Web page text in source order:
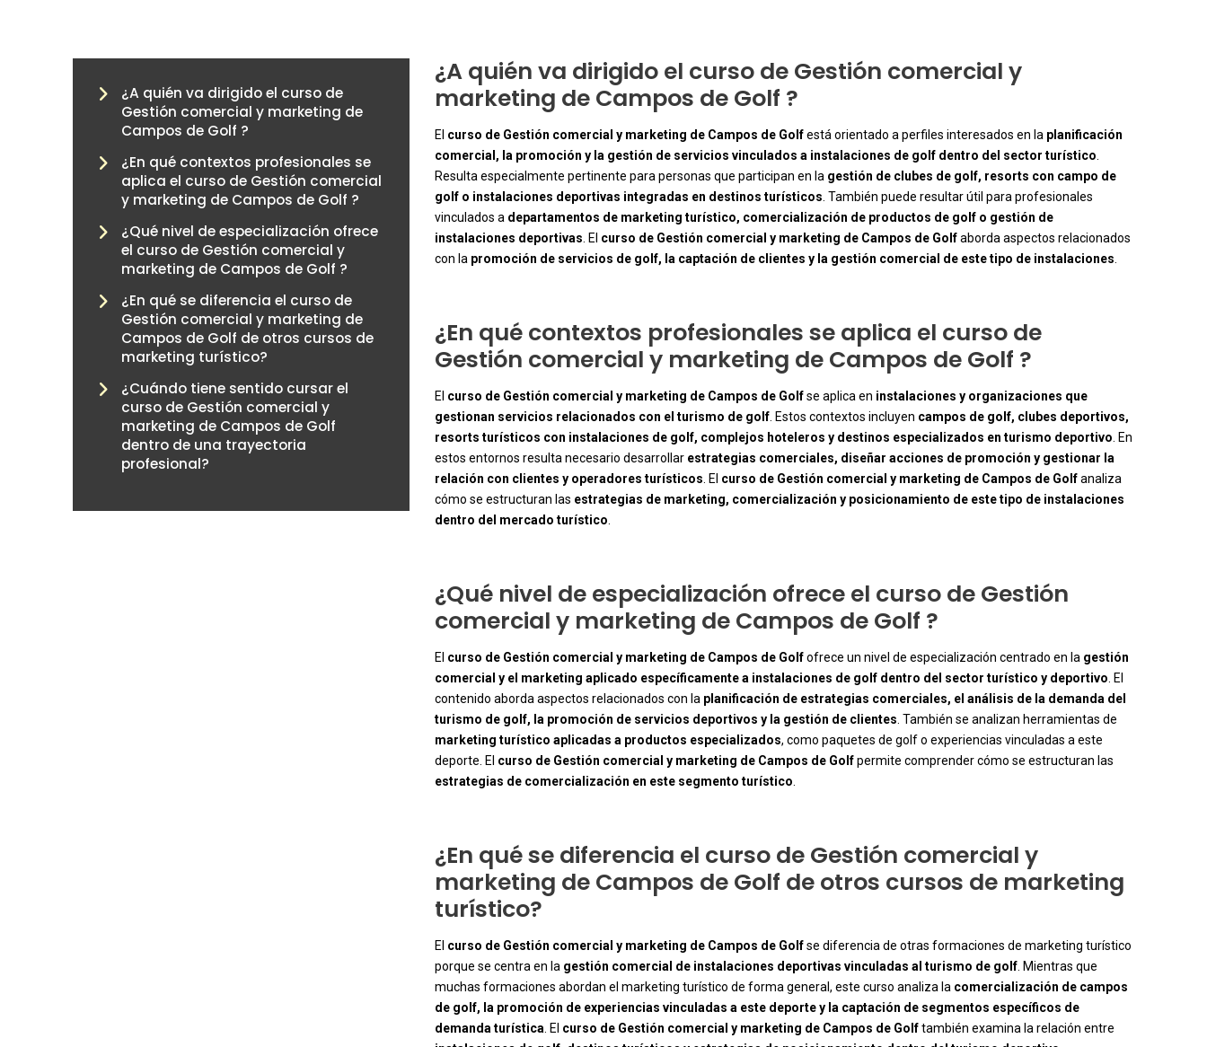
¿A quién va dirigido el curso de
Gestión comercial y marketing de
Campos de Golf ?
¿En qué contextos profesionales se
aplica el curso de Gestión comercial
y marketing de Campos de Golf ?
¿Qué nivel de especialización ofrece
el curso de Gestión comercial y
marketing de Campos de Golf ?
¿En qué se diferencia el curso de
Gestión comercial y marketing de
Campos de Golf de otros cursos de
marketing turístico?
¿Cuándo tiene sentido cursar el
curso de Gestión comercial y
marketing de Campos de Golf
dentro de una trayectoria
profesional?
¿A quién va dirigido el curso de Gestión comercial y
marketing de Campos de Golf ?
El curso de Gestión comercial y marketing de Campos de Golfestá orientado a perfiles interesados en la planificación
comercial, la promoción y la gestión de servicios vinculados a instalaciones de golf dentro del sector turístico
Resulta especialmente pertinente para personas que participan en la gestión de clubes de golf, resorts con campo de
golf o instalaciones deportivas integradas en destinos turísticos . También puede resultar útil para profesionales
vinculados a departamentos de marketing turístico, comercialización de productos de golf o gestión de
instalaciones deportivas . El curso de Gestión comercial y marketing de Campos de Golfaborda aspectos relacionados
con la promoción de servicios de golf, la captación de clientes y la gestión comercial de este tipo de instalaciones
-
¿En qué contextos profesionales se aplica el curso de
Gestión comercial y marketing de Campos de Golf ?
El curso de Gestión comercial y marketing de Campos de Golfse aplica en instalaciones y organizaciones que
gestionan servicios relacionados con el turismo de golf . Estos contextos incluyen campos de golf, clubes deportivos,
resorts turísticos con instalaciones de golf, complejos hoteleros y destinos especializados en turismo deportivo . En
estos entornos resulta necesario desarrollar estrategias comerciales, diseñar acciones de promoción y gestionar la
relación con clientes y operadores turísticos . El curso de Gestión comercial y marketing de Campos de Golfanaliza
cómo se estructuran las estrategias de marketing, comercialización y posicionamiento de este tipo de instalaciones
dentro del mercado turístico
-
¿Qué nivel de especialización ofrece el curso de Gestión
comercial y marketing de Campos de Golf ?
El curso de Gestión comercial y marketing de Campos de Golfofrece un nivel de especialización centrado en la gestión
comercial y el marketing aplicado específicamente a instalaciones de golf dentro del sector turístico y deportivo . El
contenido aborda aspectos relacionados con la planificación de estrategias comerciales, el análisis de la demanda del
turismo de golf, la promoción de servicios deportivos y la gestión de clientes . También se analizan herramientas de
marketing turístico aplicadas a productos especializados, como paquetes de golf o experiencias vinculadas a este
deporte. El curso de Gestión comercial y marketing de Campos de Golfpermite comprender cómo se estructuran las
estrategias de comercialización en este segmento turístico
-
¿En qué se diferencia el curso de Gestión comercial y
marketing de Campos de Golf de otros cursos de marketing
turístico?
El curso de Gestión comercial y marketing de Campos de Golfse diferencia de otras formaciones de marketing turístico
porque se centra en la gestión comercial de instalaciones deportivas vinculadas al turismo de golf . Mientras que
muchas formaciones abordan el marketing turístico de forma general, este curso analiza la comercialización de campos
de golf, la promoción de experiencias vinculadas a este deporte y la captación de segmentos específicos de
demanda turística . El curso de Gestión comercial y marketing de Campos de Golftambién examina la relación entre
-